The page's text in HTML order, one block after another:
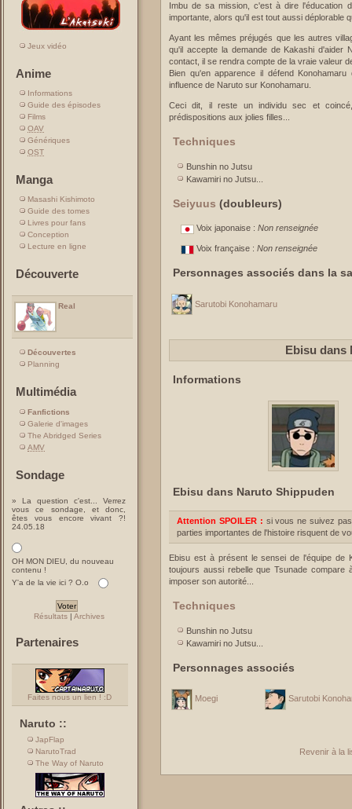
Jeux vidéo
Anime
Informations
Guide des épisodes
Films
OAV
Génériques
OST
Manga
Masashi Kishimoto
Guide des tomes
Livres pour fans
Conception
Lecture en ligne
Découverte
Real
Découvertes
Planning
Multimédia
Fanfictions
Galerie d'images
The Abridged Series
AMV
Sondage
» La question c'est... Verrez
vous ce sondage, et donc,
êtes vous encore vivant ?!
24.05.18
OH MON DIEU, du nouveau
contenu !
Y'a de la vie ici ? O.o
Résultats| Archives
Partenaires
Faites nous un lien ! :D
Naruto ::
JapFlap
NarutoTrad
The Way of Naruto
Imbu de sa mission, c'est à dire l'éducation
importante, alors qu'il est tout aussi déplorable
Ayant les mêmes préjugés que les autres
qu'il accepte la demande de Kakashi
contact, il se rendra compte de la vraie valeur
Bien qu'en apparence il défend
influence de Naruto sur Konohamaru.
Ceci dit, il reste un individu sec et
prédispositions aux jolies filles...
Techniques
Bunshin no Jutsu
Kawamiri no Jutsu...
Seiyuus (doubleurs)
Voix japonaise : Non renseignée
Voix française : Non renseignée
Personnages associés dans la
Sarutobi Konohamaru
Ebisu dans
Informations
Ebisu dans Naruto Shippuden
Attention SPOILER : si vous ne suivez
parties importantes de l'histoire risquent de
Ebisu est à présent le sensei de l'équipe de
toujours aussi rebelle que Tsunade
imposer son autorité...
Techniques
Bunshin no Jutsu
Kawamiri no Jutsu...
Personnages associés
Moegi Sarutobi
Revenir à la